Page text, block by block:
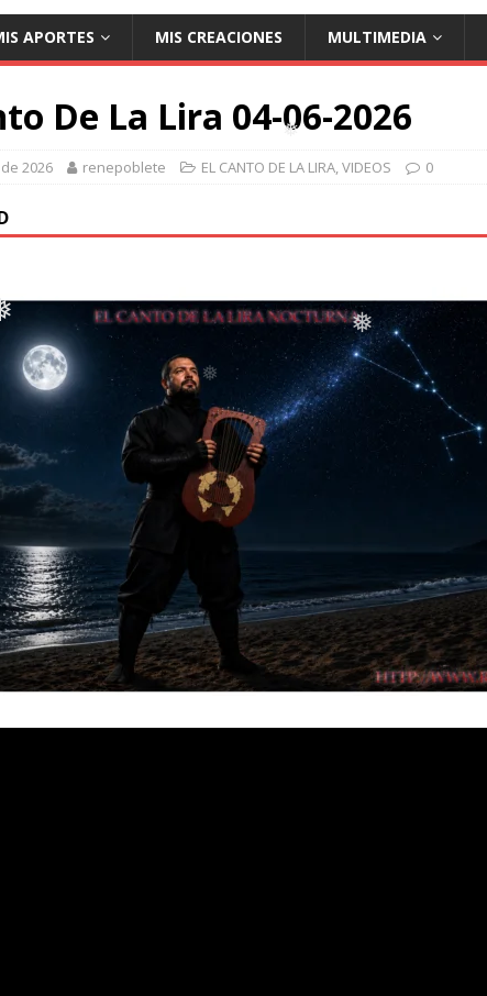
❅
APORTES MIS CREACIONES MULTIMEDIA
De La Lira 04-06-2026
2026 renepoblete EL CANTO DE LA LIRA,VIDEOS 0